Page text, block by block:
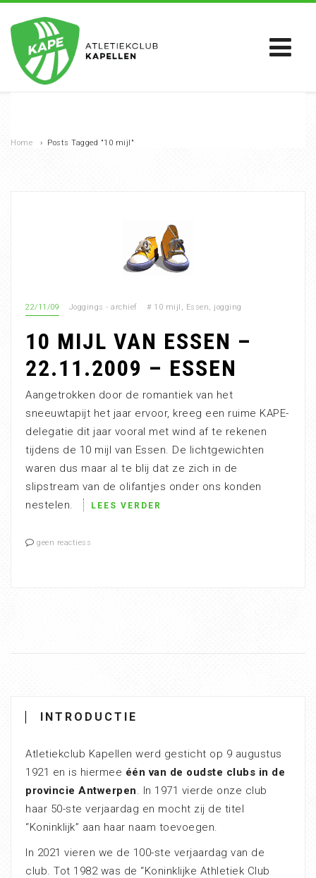
Home › Posts Tagged "10 mijl"
22/11/09 Joggings - archief # 10 mijl , Essen, jogging
10 MIJL VAN ESSEN –
22.11.2009 – ESSEN
Aangetrokken door de romantiek van het
sneeuwtapijt het jaar ervoor, kreeg een ruime KAPE-
delegatie dit jaar vooral met wind af te rekenen
tijdens de 10 mijl van Essen. De lichtgewichten
waren dus maar al te blij dat ze zich in de
slipstream van de olifantjes onder ons konden
nestelen.
LEES VERDER
geen reactiess
INTRODUCTIE
Atletiekclub Kapellen werd gesticht op 9 augustus
1921 en is hiermee één van de oudste clubs in de
provincie Antwerpen. In 1971 vierde onze club
haar 50-ste verjaardag en mocht zij de titel
“Koninklijk” aan haar naam toevoegen.
In 2021 vieren we de 100-ste verjaardag van de
club. Tot 1982 was de “Koninklijke Athletiek Club